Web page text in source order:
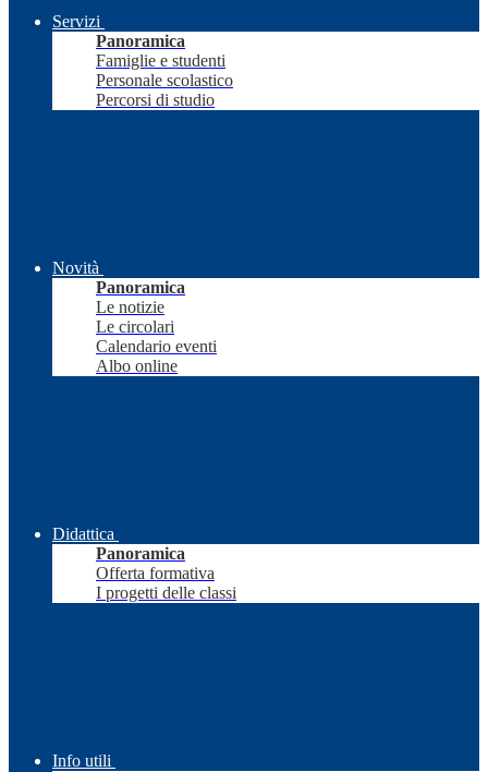
Servizi
Panoramica
Famiglie e studenti
Personale scolastico
Percorsi di studio
Novità
Panoramica
Le notizie
Le circolari
Calendario eventi
Albo online
Didattica
Panoramica
Offerta formativa
I progetti delle classi
Info utili